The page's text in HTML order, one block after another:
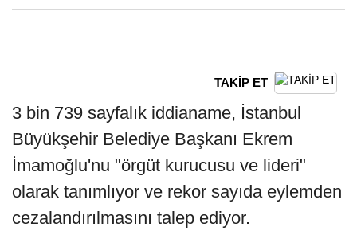
TAKİP ET
3 bin 739 sayfalık iddianame, İstanbul
Büyükşehir Belediye Başkanı Ekrem
İmamoğlu'nu "örgüt kurucusu ve lideri"
olarak tanımlıyor ve rekor sayıda eylemden
cezalandırılmasını talep ediyor.